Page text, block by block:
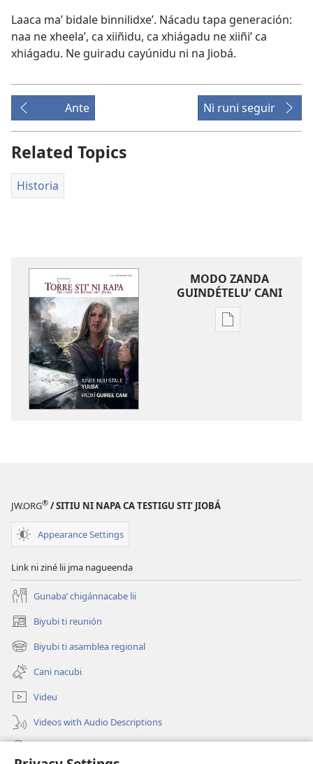
Laaca maʼ bidale binnilidxeʼ. Nácadu tapa generación:
naa ne xheelaʼ, ca xiiñidu, ca xhiágadu ne xiiñiʼ ca
xhiágadu. Ne guiradu cayúnidu ni na Jiobá.
Ante Ni runi seguir
Related Topics
Historia
MODO ZANDA
GUINDÉTELUʼ CANI
Chupa
nuu
JW.ORG® / SITIU NI NAPA CA TESTIGU STIʼ JIOBÁ
Appearance Settings
Link ni ziné lii jma nagueenda
Gunabaʼ chigánnacabe lii
Biyubi ti reunión
(opens
new
window)
Biyubi ti asamblea regional
(opens
new
window)
Cani nacubi
Videu
Videos with Audio Descriptions